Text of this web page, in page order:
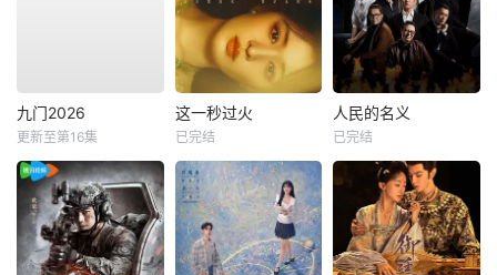
九门2026
更新至第16集
这一秒过火
已完结
人民的名义
已完结